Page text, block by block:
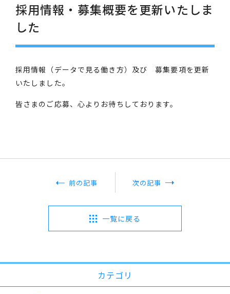
採用情報・募集概要を更新いたしま
した
採用情報（データで見る働き方）及び 募集要項を更新
いたしました。
皆さまのご応募、心よりお待ちしております。
前の記事 次の記事
一覧に戻る
カテゴリ